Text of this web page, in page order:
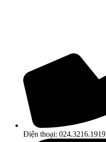
Điện thoại: 024.3216.1919